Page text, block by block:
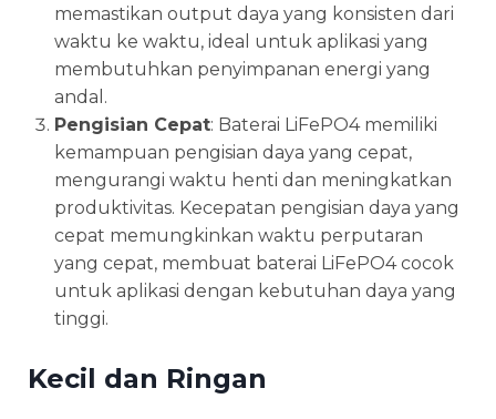
memastikan output daya yang konsisten dari
waktu ke waktu, ideal untuk aplikasi yang
membutuhkan penyimpanan energi yang
andal.
Pengisian Cepat: Baterai LiFePO4 memiliki
kemampuan pengisian daya yang cepat,
mengurangi waktu henti dan meningkatkan
produktivitas. Kecepatan pengisian daya yang
cepat memungkinkan waktu perputaran
yang cepat, membuat baterai LiFePO4 cocok
untuk aplikasi dengan kebutuhan daya yang
tinggi.
Kecil dan Ringan